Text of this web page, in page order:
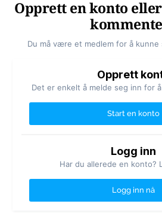
Opprett en konto
Du må være et medlem for å kunne
Opprett
Det er enkelt å melde seg inn for
Start en konto
Logg inn
Har du allerede en konto?
Logg inn nå